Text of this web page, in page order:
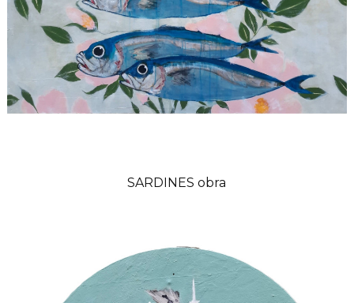
SARDINES obra